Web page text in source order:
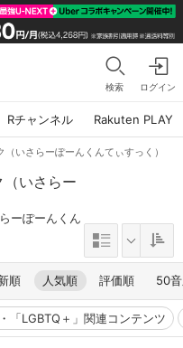
検索 ログイン
Rチャンネル Rakuten PLAY
いさらーぽーんくんてぃすっく）
いさらー
ーぽーんくん
順 人気順 評価順 50
「LGBTQ＋」関連コンテンツ